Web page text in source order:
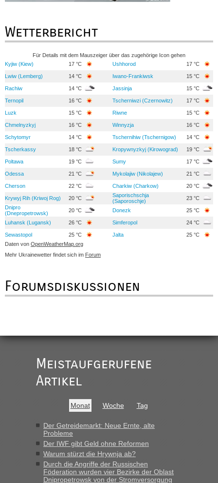
Wetterbericht
Für Details mit dem Mauszeiger über das zugehörige Icon gehen
Kyjiw (Kiew)
17 °C Ushhorod 17 °C
Lwiw (Lemberg) 14 °C Iwano-Frankiwsk 15 °C
Rachiw 14 °C Jassinja 15 °C
Ternopil 16 °C Tscherniwzi (Czernowitz) 17 °C
Luzk 15 °C Riwne 15 °C
Chmelnyzkyj 16 °C Winnyzja 16 °C
Schytomyr 14 °C Tschernihiw (Tschernigow) 14 °C
Tscherkassy 18 °C Kropywnyzkyj (Kirowograd) 19 °C
Poltawa 19 °C Sumy 17 °C
Odessa 21 °C Mykolajiw (Nikolajew) 21 °C
Cherson 22 °C Charkiw (Charkow) 20 °C
Krywyj Rih (Kriwoj Rog) 20 °C
Saporischschja
(Saporoschje)
23 °C
Dnipro
(Dnepropetrowsk)
20 °C Donezk 25 °C
Luhansk (Lugansk) 26 °C Simferopol 24 °C
Sewastopol 25 °C Jalta
25 °C
Daten von OpenWeatherMap.org
Mehr Ukrainewetter findet sich im Forum
Forumsdiskussionen
Meistaufgerufene
Artikel
Monat Woche Tag
Der Getreidemarkt: Neue Ernte, alte
Probleme
Der IWF gibt Geld ohne Reformen
Warum stürzt die Hrywnja ab?
Durch die Angriffe der Russischen
Föderation wurden vier Bezirke der Oblast
Dnipropetrowsk von der Stromversorgung